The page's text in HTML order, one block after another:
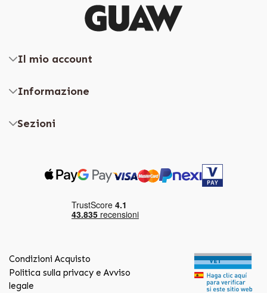
Il mio account
Informazione
Sezioni
Condizioni Acquisto
Politica sulla privacy e Avviso
legale